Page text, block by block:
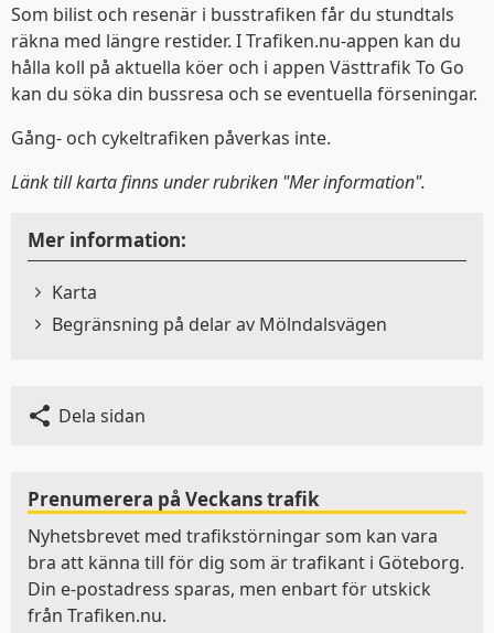
Som bilist och resenär i busstrafiken får du stundtals
räkna med längre restider. I Trafiken.nu-appen kan du
hålla koll på aktuella köer och i appen Västtrafik To Go
kan du söka din bussresa och se eventuella förseningar.
Gång- och cykeltrafiken påverkas inte.
Länk till karta finns under rubriken "Mer information".
Mer information:
Karta
Begränsning på delar av Mölndalsvägen
Dela sidan
Prenumerera på Veckans trafik
Nyhetsbrevet med trafikstörningar som kan vara
bra att känna till för dig som är trafikant i Göteborg.
Din e-postadress sparas, men enbart för utskick
från Trafiken.nu.